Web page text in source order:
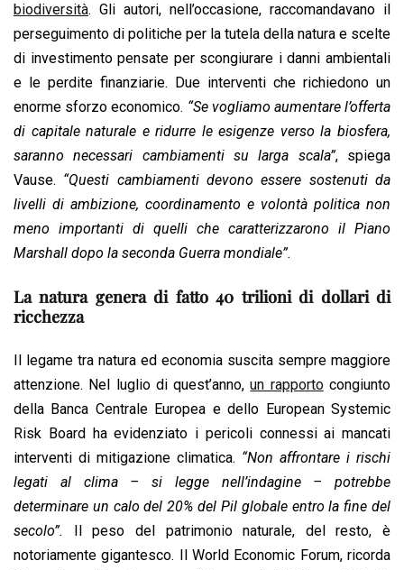
biodiversità. Gli autori, nell’occasione, raccomandavano il
perseguimento di politiche per la tutela della natura e scelte
di investimento pensate per scongiurare i danni ambientali
e le perdite finanziarie. Due interventi che richiedono un
enorme sforzo economico. “Se vogliamo aumentare l’offerta
di capitale naturale e ridurre le esigenze verso la biosfera,
saranno necessari cambiamenti su larga scala”, spiega
Vause. “Questi cambiamenti devono essere sostenuti da
livelli di ambizione, coordinamento e volontà politica non
meno importanti di quelli che caratterizzarono il Piano
Marshall dopo la seconda Guerra mondiale”.
La natura genera di fatto 40 trilioni di dollari di
ricchezza
Il legame tra natura ed economia suscita sempre maggiore
attenzione. Nel luglio di quest’anno,un rapportocongiunto
della Banca Centrale Europea e dello European Systemic
Risk Board ha evidenziato i pericoli connessi ai mancati
interventi di mitigazione climatica. “Non affrontare i rischi
legati al clima – si legge nell’indagine – potrebbe
determinare un calo del 20% del Pil globale entro la fine del
secolo”.
Il peso del patrimonio naturale, del resto, è
notoriamente gigantesco. Il World Economic Forum, ricorda